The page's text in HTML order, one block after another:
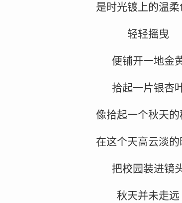
是时光镀上的温
轻轻摇曳
便铺开一地金
拾起一片银杏
像拾起一个秋天的
在这个天高云淡
把校园装进镜
秋天并未走远